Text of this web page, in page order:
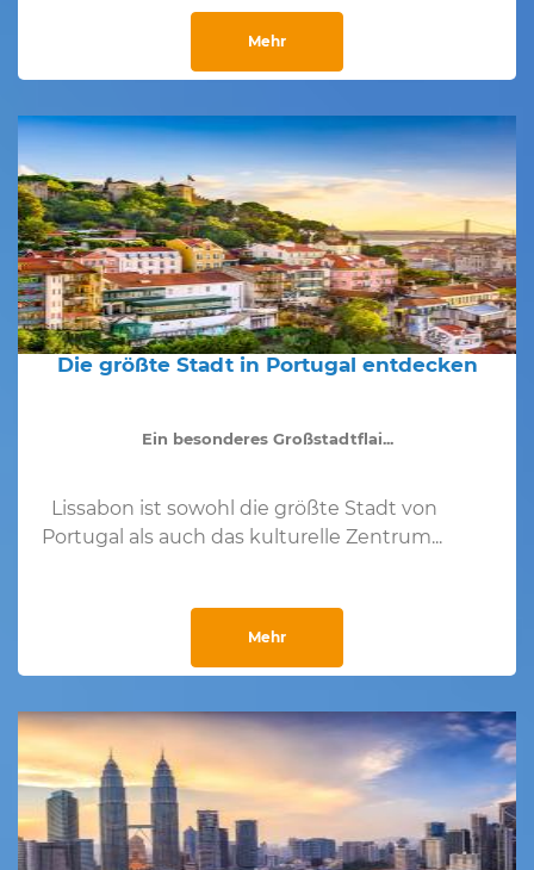
Mehr
Die größte Stadt in Portugal entdecken
Ein besonderes Großstadtflai...
Lissabon ist sowohl die größte Stadt von
Portugal als auch das kulturelle Zentrum...
Mehr